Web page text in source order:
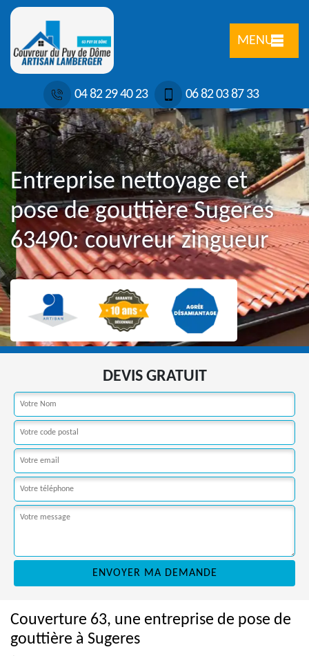
MENU
04 82 29 40 23 06 82 03 87 33
Entreprise nettoyage et
pose de gouttière Sugeres
63490: couvreur zingueur
DEVIS GRATUIT
Couverture 63, une entreprise de pose de
gouttière à Sugeres